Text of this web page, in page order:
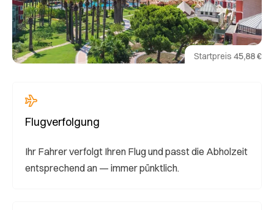
Startpreis 45,88 €
Flugverfolgung
Ihr Fahrer verfolgt Ihren Flug und passt die Abholzeit
entsprechend an — immer pünktlich.